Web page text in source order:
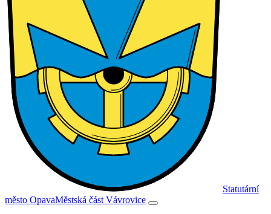
Statutární
město OpavaMěstská část Vávrovice